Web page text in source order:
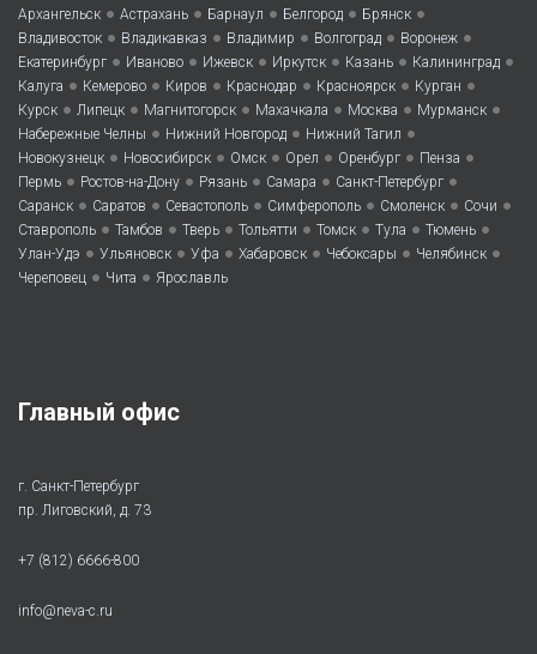
Архангельск • Астрахань • Барнаул • Белгород • Брянск •
Владивосток • Владикавказ • Владимир • Волгоград • Воронеж •
Екатеринбург • Иваново • Ижевск • Иркутск • Казань • Калининград •
Калуга • Кемерово • Киров • Краснодар • Красноярск • Курган •
Курск • Липецк • Магнитогорск • Махачкала • Москва • Мурманск •
Набережные Челны • Нижний Новгород • Нижний Тагил •
Новокузнецк • Новосибирск • Омск • Орел • Оренбург • Пенза •
Пермь • Ростов-на-Дону • Рязань • Самара • Санкт-Петербург •
Саранск • Саратов • Севастополь • Симферополь • Смоленск • Сочи •
Ставрополь • Тамбов • Тверь • Тольятти • Томск • Тула • Тюмень •
Улан-Удэ • Ульяновск • Уфа • Хабаровск • Чебоксары • Челябинск •
Череповец • Чита • Ярославль
Главный офис
г. Санкт-Петербург
пр. Лиговский, д. 73
+7 (812) 6666-800
info@neva-c.ru